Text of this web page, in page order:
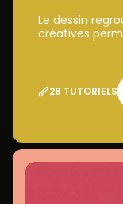
Le dessin
créatives
28 TUTORIELS